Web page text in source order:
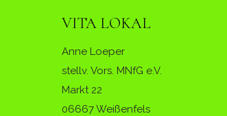
VITA LOKAL
Anne Loeper
stellv. Vors. MNfG e.V.
Markt 22
06667 Weißenfels